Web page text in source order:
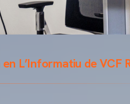
L’Informatiu de VCF